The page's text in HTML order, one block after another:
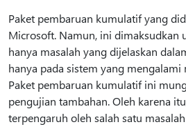
Paket pembaruan kumulatif yang
Microsoft. Namun, ini dimaksudkan
hanya masalah yang dijelaskan
hanya pada sistem yang mengalami
Paket pembaruan kumulatif ini
pengujian tambahan. Oleh karena
terpengaruh oleh salah satu